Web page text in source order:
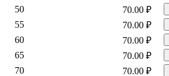
50 70.00 ₽
55 70.00 ₽
60 70.00 ₽
65 70.00 ₽
70 70.00 ₽